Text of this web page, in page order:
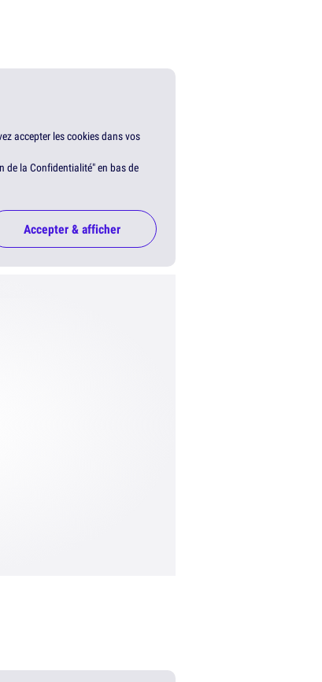
accepter les cookies dans vos
de la Confidentialité" en bas de
Accepter & afficher